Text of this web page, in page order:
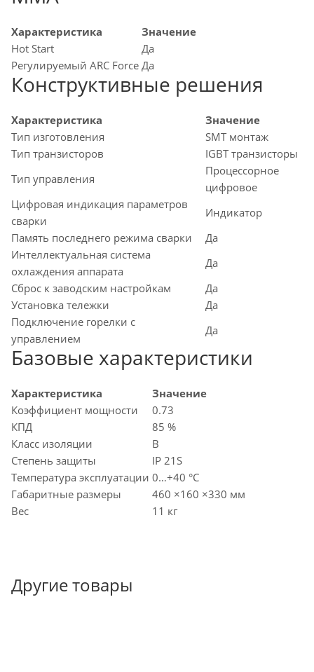
Характеристика
Значение
Hot Start
Да
Регулируемый ARC Force Да
Конструктивные решения
Характеристика
Значение
Тип изготовления
SMT монтаж
Тип транзисторов
IGBT транзисторы
Тип управления
Процессорное
цифровое
Цифровая индикация параметров
сварки
Индикатор
Память последнего режима сварки
Да
Интеллектуальная система
охлаждения аппарата
Да
Сброс к заводским настройкам
Да
Установка тележки
Да
Подключение горелки с
управлением
Да
Базовые характеристики
Характеристика
Значение
Коэффициент мощности
0.73
КПД
85 %
Класс изоляции
B
Степень защиты
IP 21S
Температура эксплуатации 0…+40 °C
Габаритные размеры
460 ×160 ×330 мм
Вес
11 кг
Другие товары